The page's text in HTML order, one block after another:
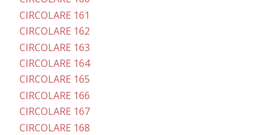
CIRCOLARE 161
CIRCOLARE 162
CIRCOLARE 163
CIRCOLARE 164
CIRCOLARE 165
CIRCOLARE 166
CIRCOLARE 167
CIRCOLARE 168